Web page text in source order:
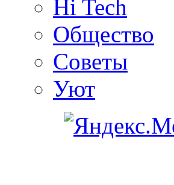
Hi Tech
Общество
Советы
Уют